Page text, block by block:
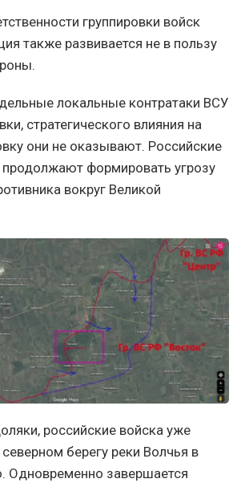
группировки войск
также развивается не в пользу
локальные контратаки ВСУ
стратегического влияния на
они не оказывают. Российские
формировать угрозу
вокруг Великой
российские войска уже
берегу реки Волчья в
Одновременно завершается